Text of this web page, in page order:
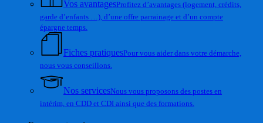
Vos avantagesProfitez d’avantages (logement, crédits,
garde d’enfants …), d’une offre parrainage et d’un compte
épargne temps.
Fiches pratiquesPour vous aider dans votre démarche,
nous vous conseillons.
Nos servicesNous vous proposons des postes en
intérim, en CDD et CDI ainsi que des formations.